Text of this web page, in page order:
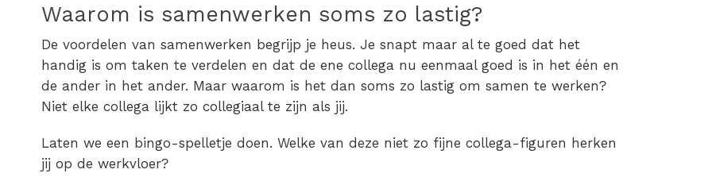
Waarom is samenwerken soms zo lastig?
De voordelen van samenwerken begrijp je heus. Je snapt maar al te goed dat het
handig is om taken te verdelen en dat de ene collega nu eenmaal goed is in het één en
de ander in het ander. Maar waarom is het dan soms zo lastig om samen te werken?
Niet elke collega lijkt zo collegiaal te zijn als jij.
Laten we een bingo-spelletje doen. Welke van deze niet zo fijne collega-figuren herken
jij op de werkvloer?